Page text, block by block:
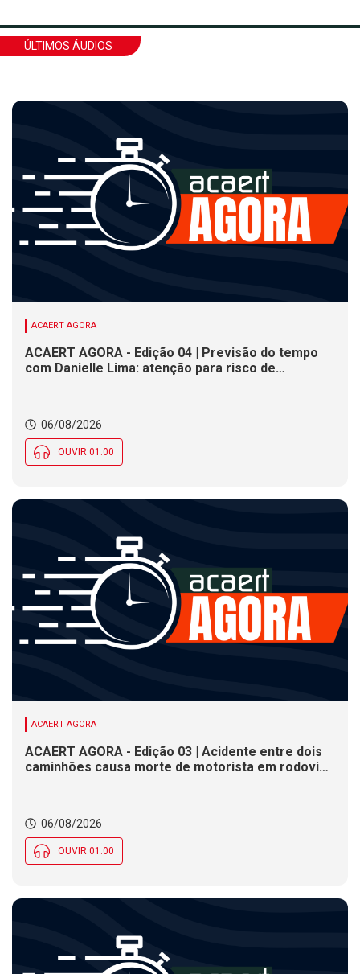
ÚLTIMOS ÁUDIOS
ACAERT AGORA
ACAERT AGORA - Edição 04 | Previsão do tempo
com Danielle Lima: atenção para risco de
06/08/2026
OUVIR 01:00
ACAERT AGORA
ACAERT AGORA - Edição 03 | Acidente entre dois
caminhões causa morte de motorista em rodovia
quinta (6) em SC
06/08/2026
OUVIR 01:00